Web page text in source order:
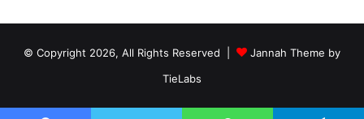
© Copyright 2026, All Rights Reserved |
Jannah Theme by
TieLabs